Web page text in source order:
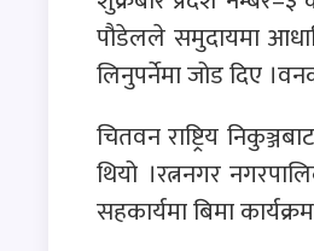
पौडेलले समुदायमा
लिनुपर्नेमा जोड दिए
चितवन राष्ट्रिय
थियो ।रत्ननगर
सहकार्यमा बिमा